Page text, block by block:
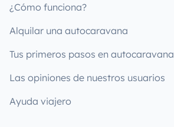
¿Cómo funciona?
Alquilar una autocaravana
Tus primeros pasos en autocaravana
Las opiniones de nuestros usuarios
Ayuda viajero